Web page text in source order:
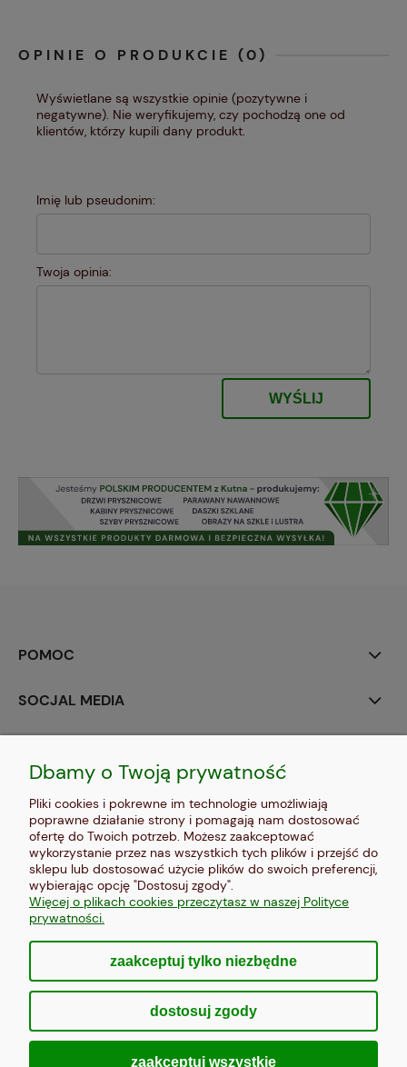
OPINIE O PRODUKCIE (0)
Wyświetlane są wszystkie opinie (pozytywne i
negatywne). Nie weryfikujemy, czy pochodzą one od
klientów, którzy kupili dany produkt.
Imię lub pseudonim:
Twoja opinia:
WYŚLIJ
POMOC
SOCJAL MEDIA
INFORMACJE
O NAS
Sklep internetowy Shoper Premium
Dbamy o Twoją prywatność
Pliki cookies i pokrewne im technologie umożliwiają
poprawne działanie strony i pomagają nam dostosować
ofertę do Twoich potrzeb. Możesz zaakceptować
wykorzystanie przez nas wszystkich tych plików i przejść do
sklepu lub dostosować użycie plików do swoich preferencji,
wybierając opcję "Dostosuj zgody".
Więcej o plikach cookies przeczytasz w naszej Polityce
prywatności.
zaakceptuj tylko niezbędne
dostosuj zgody
zaakceptuj wszystkie